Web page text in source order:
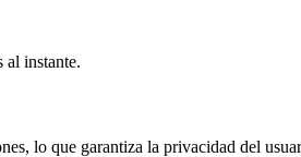
al instante.
lo que garantiza la privacidad del